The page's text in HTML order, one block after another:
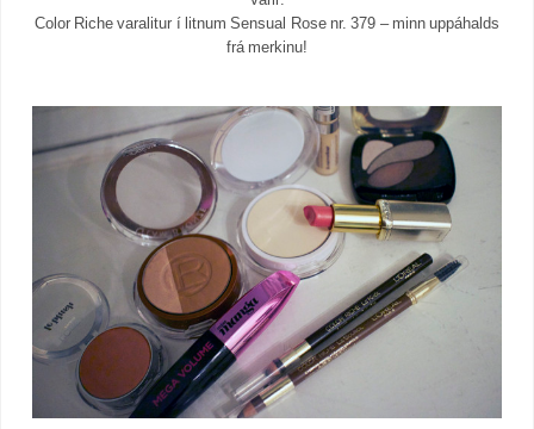
Color Riche varalitur í litnum Sensual Rose nr. 379 – minn uppáhalds
frá merkinu!